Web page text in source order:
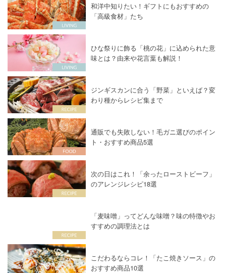
和洋中知りたい！ギフトにもおすすめの
「高級食材」たち
ひな祭りに飾る「桃の花」に込められた意
味とは？由来や花言葉も解説！
ジンギスカンに合う「野菜」といえば？変
わり種からレシピ集まで
通販でも失敗しない！毛ガニ選びのポイン
ト・おすすめ商品5選
次の日はこれ！「余ったローストビーフ」
のアレンジレシピ18選
「麦味噌」ってどんな味噌？味の特徴やお
すすめの調理法とは
こだわるならコレ！「たこ焼きソース」の
おすすめ商品10選